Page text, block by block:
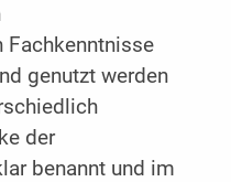
Fachkenntnisse
genutzt werden
der
benannt und im